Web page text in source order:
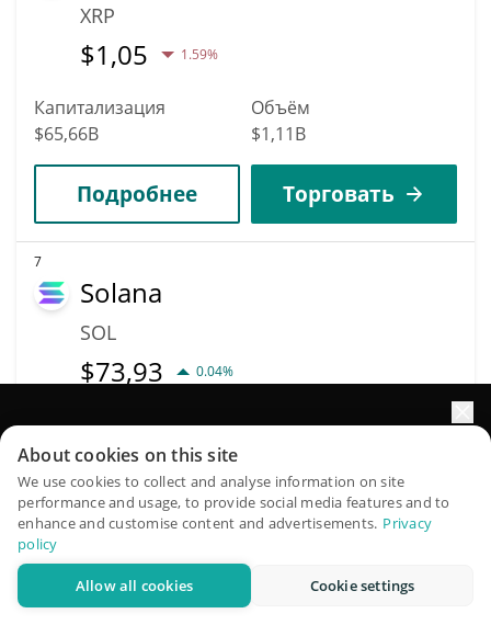
XRP
$1,05 1.59%
Капитализация
$65,66B
Объём
$1,11B
Подробнее Торговать
7
Solana
SOL
$73,93 0.04%
Капитализация
$42,98B
Объём
Подробнее Торговать
Dogecoin
QuantPilot — платформа полного цикла, где
автономные агенты создают, бэктестят и оптимизируют
ваши стратегии и проводят рыночные исследования
Попробовать бесплатно
About cookies on this site
We use cookies to collect and analyse information on site
performance and usage, to provide social media features and to
enhance and customise content and advertisements. Privacy
policy
Allow all cookies Cookie settings